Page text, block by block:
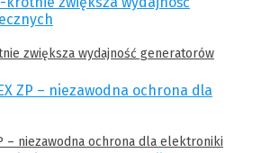
zwiększa wydajność generatorów
– niezawodna ochrona dla elektroniki